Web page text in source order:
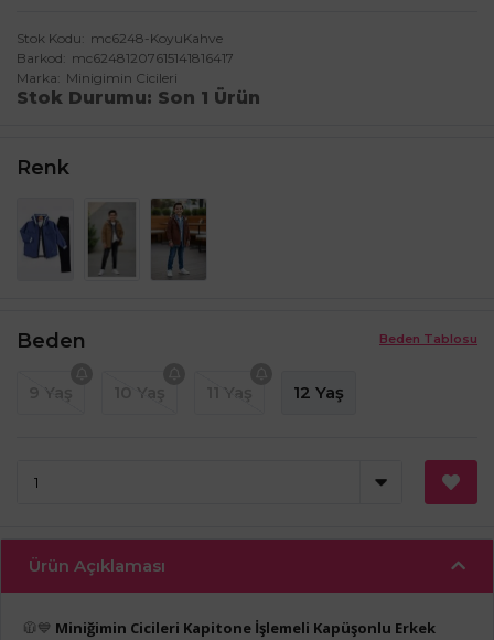
Stok Kodu
mc6248-KoyuKahve
Barkod
mc62481207615141816417
Marka
Minigimin Cicileri
Stok Durumu Son 1 Ürün
Renk
Beden Tablosu
Beden
12 Yaş
Ürün Açıklaması
🧥💙 Miniğimin Cicileri Kapitone İşlemeli Kapüşonlu Erkek